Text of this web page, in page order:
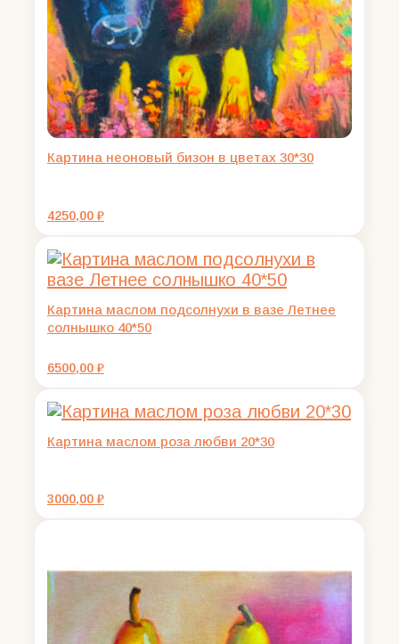
Картина неоновый бизон в цветах 30*30
4250,00 ₽
Картина маслом подсолнухи в вазе Летнее
солнышко 40*50
6500,00 ₽
Картина маслом роза любви 20*30
3000,00 ₽